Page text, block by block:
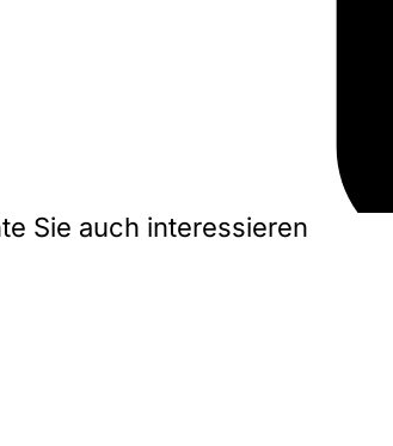
Sie auch interessieren